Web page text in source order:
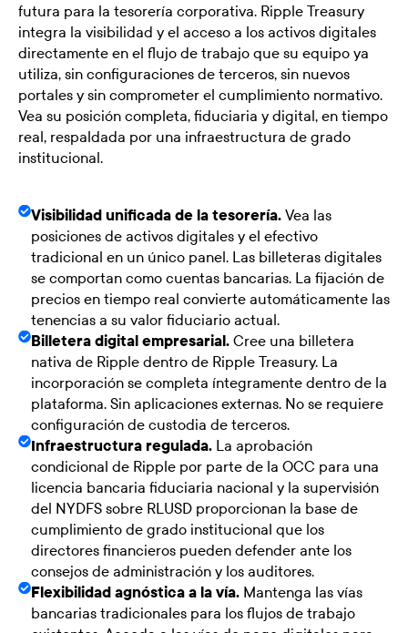
futura para la tesorería corporativa. Ripple Treasury
integra la visibilidad y el acceso a los activos digitales
directamente en el flujo de trabajo que su equipo ya
utiliza, sin configuraciones de terceros, sin nuevos
portales y sin comprometer el cumplimiento normativo.
Vea su posición completa, fiduciaria y digital, en tiempo
real, respaldada por una infraestructura de grado
institucional.
Visibilidad unificada de la tesorería.Vea las
posiciones de activos digitales y el efectivo
tradicional en un único panel. Las billeteras digitales
se comportan como cuentas bancarias. La fijación de
precios en tiempo real convierte automáticamente las
tenencias a su valor fiduciario actual.
Billetera digital empresarial. Cree una billetera
nativa de Ripple dentro de Ripple Treasury. La
incorporación se completa íntegramente dentro de la
plataforma. Sin aplicaciones externas. No se requiere
configuración de custodia de terceros.
Infraestructura regulada.La aprobación
condicional de Ripple por parte de la OCC para una
licencia bancaria fiduciaria nacional y la supervisión
del NYDFS sobre RLUSD proporcionan la base de
cumplimiento de grado institucional que los
directores financieros pueden defender ante los
consejos de administración y los auditores.
Flexibilidad agnóstica a la vía.Mantenga las vías
bancarias tradicionales para los flujos de trabajo